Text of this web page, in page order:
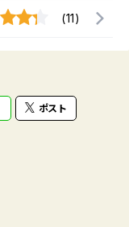
(11)
ポスト